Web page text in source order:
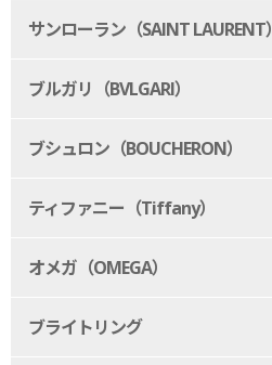
サンローラン（SAINT LAURENT）
ブルガリ（BVLGARI）
ブシュロン（BOUCHERON）
ティファニー（Tiffany）
オメガ（OMEGA）
ブライトリング